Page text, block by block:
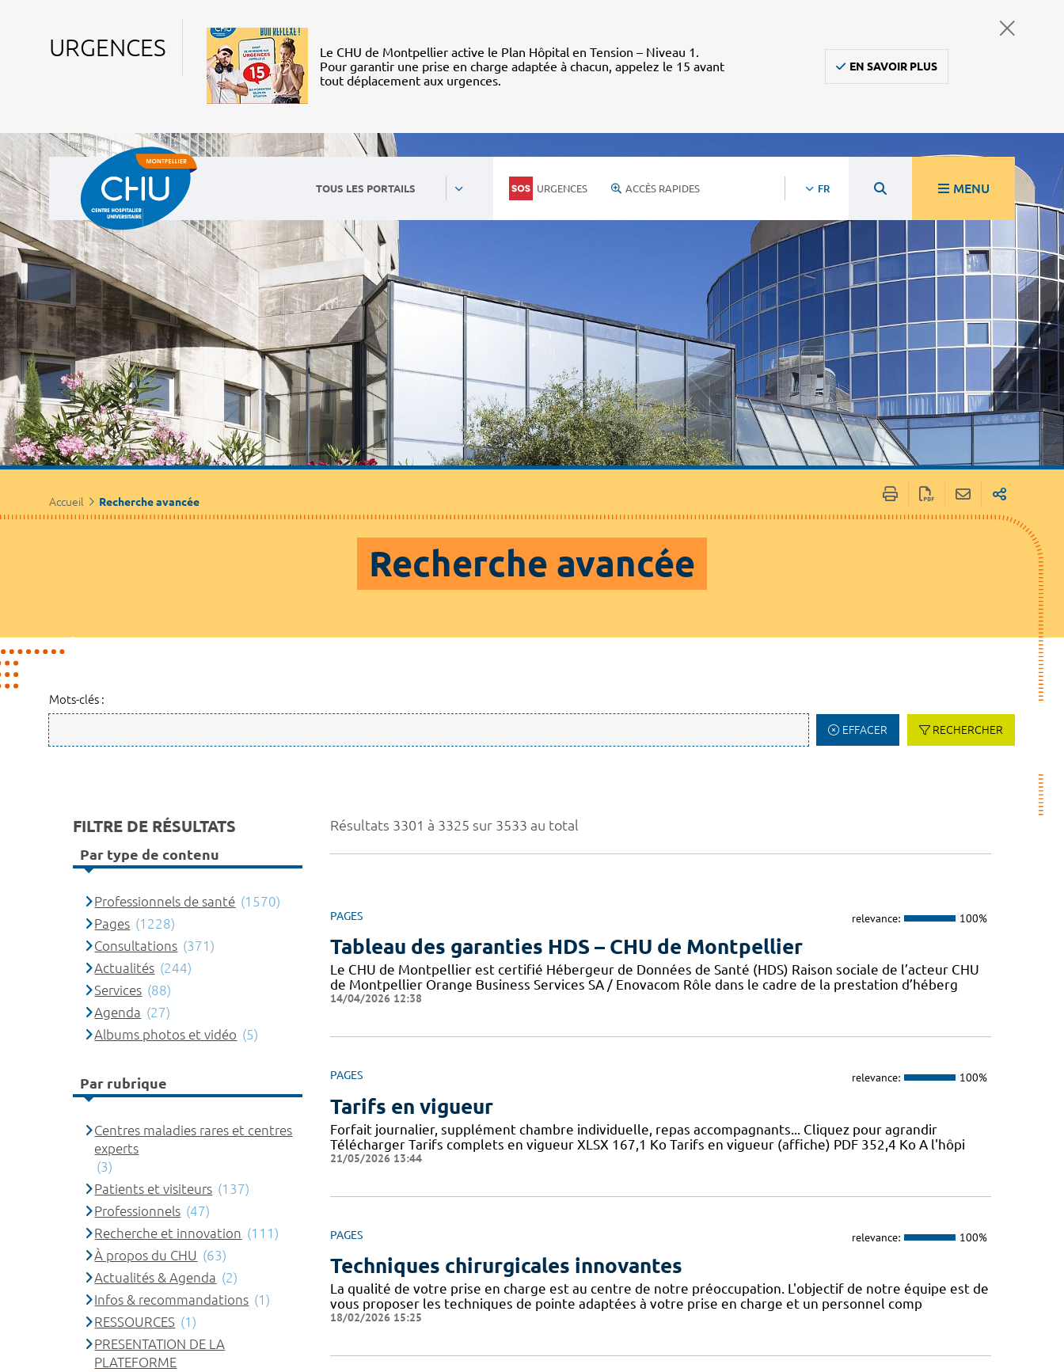
URGENCES
Le CHU de Montpellier active le Plan Hôpital en Tension – Niveau 1.
Pour garantir une prise en charge adaptée à chacun, appelez le 15 avant
tout déplacement aux urgences.
EN SAVOIR PLUS
TOUS LES PORTAILS URGENCES ACCÈS RAPIDES FR MENU
Accueil Recherche avancée
Recherche avancée
Mots-clés :
EFFACER RECHERCHER
Résultats 3301 à 3325 sur 3533 au total
PAGES relevance: 100%
Tableau des garanties HDS – CHU de Montpellier
Le CHU de Montpellier est certifié Hébergeur de Données de Santé (HDS) Raison sociale de l’acteur CHU
de Montpellier Orange Business Services SA / Enovacom Rôle dans le cadre de la prestation d’héberg
14/04/2026 12:38
PAGES relevance: 100%
Tarifs en vigueur
Forfait journalier, supplément chambre individuelle, repas accompagnants... Cliquez pour agrandir
Télécharger Tarifs complets en vigueur XLSX 167,1 Ko Tarifs en vigueur (affiche) PDF 352,4 Ko A l'hôpi
21/05/2026 13:44
PAGES relevance: 100%
Techniques chirurgicales innovantes
La qualité de votre prise en charge est au centre de notre préoccupation. L'objectif de notre équipe est de
vous proposer les techniques de pointe adaptées à votre prise en charge et un personnel comp
18/02/2026 15:25
FILTRE DE RÉSULTATS
Par type de contenu
Professionnels de santé (1570)
Pages (1228)
Consultations (371)
Actualités (244)
Services (88)
Agenda (27)
Albums photos et vidéo (5)
Par rubrique
Centres maladies rares et centres
experts
(3)
Patients et visiteurs (137)
Professionnels (47)
Recherche et innovation (111)
À propos du CHU (63)
Actualités & Agenda (2)
Infos & recommandations (1)
RESSOURCES (1)
PRESENTATION DE LA
PLATEFORME